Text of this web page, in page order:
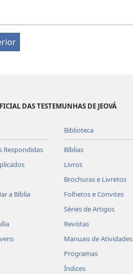
DAS TESTEMUNHAS DE JEOVÁ
Respondidas
a Bíblia
Biblioteca
Bíblias
Livros
Brochuras e Livretos
Folhetos e Convites
Séries de Artigos
Revistas
Manuais de Atividades
Programas
Índices